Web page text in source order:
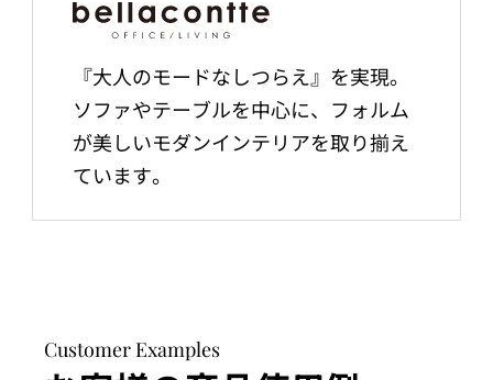
『大人のモードなしつらえ』を実現。
ソファやテーブルを中心に、フォルム
が美しいモダンインテリアを取り揃え
ています。
Customer Examples